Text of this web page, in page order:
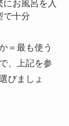
お風呂を入
で十分
＝最も使う
、上記を参
びましょ